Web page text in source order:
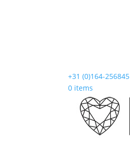
+31 (0)164-256845
0 items